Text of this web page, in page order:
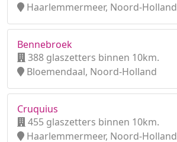
Haarlemmermeer, Noord-Holland
Bennebroek
388 glaszetters binnen 10km.
Bloemendaal, Noord-Holland
Cruquius
455 glaszetters binnen 10km.
Haarlemmermeer, Noord-Holland